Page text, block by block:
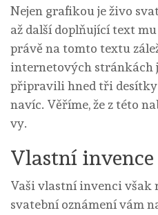
Nejen grafikou je živo
až další doplňující text
právě na tomto textu
internetových stránkách
připravili hned tři desítky
navíc. Věříme, že z této
vy.
Vlastní invence
Vaši vlastní invenci však
svatební oznámení vám